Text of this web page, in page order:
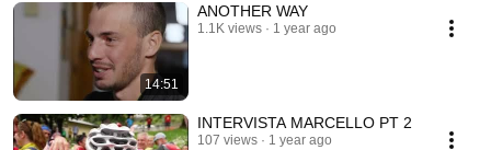
14:51
ANOTHER WAY
1.1K views 1 year ago
INTERVISTA MARCELLO PT 2
107 views 1 year ago